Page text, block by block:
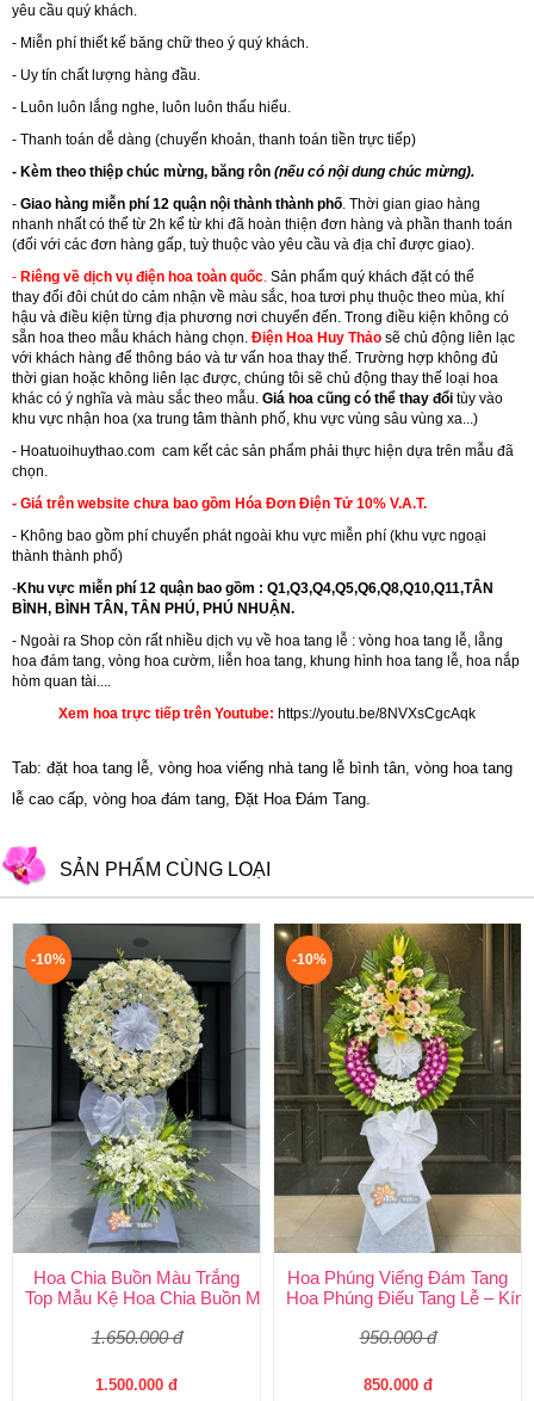
yêu cầu quý khách.
- Miễn phí thiết kế băng chữ theo ý quý khách.
- Uy tín chất lượng hàng đầu.
- Luôn luôn lắng nghe, luôn luôn thấu hiểu.
- Thanh toán dễ dàng (chuyển khoản, thanh toán tiền trực tiếp)
- Kèm theo thiệp chúc mừng, băng rôn (nếu có nội dung chúc mừng).
- Giao hàng miễn phí 12 quận nội thành thành phố. Thời gian giao hàng
nhanh nhất có thể từ 2h kể từ khi đã hoàn thiện đơn hàng và phần thanh toán
(đối với các đơn hàng gấp, tuỳ thuộc vào yêu cầu và địa chỉ được giao).
- Riêng về dịch vụ điện hoa toàn quốc. Sản phẩm quý khách đặt có thể
thay đổi đôi chút do cảm nhận về màu sắc, hoa tươi phụ thuộc theo mùa, khí
hậu và điều kiện từng địa phương nơi chuyển đến. Trong điều kiện không có
sẵn hoa theo mẫu khách hàng chọn. Điện Hoa Huy Thảo sẽ chủ động liên lạc
với khách hàng để thông báo và tư vấn hoa thay thế. Trường hợp không đủ
thời gian hoặc không liên lạc được, chúng tôi sẽ chủ động thay thế loại hoa
khác có ý nghĩa và màu sắc theo mẫu. Giá hoa cũng có thể thay đổi tùy vào
khu vực nhận hoa (xa trung tâm thành phố, khu vực vùng sâu vùng xa...)
- Hoatuoihuythao.com cam kết các sản phẩm phải thực hiện dựa trên mẫu đã
chọn.
- Giá trên website chưa bao gồm Hóa Đơn Điện Tử 10% V.A.T.
- Không bao gồm phí chuyển phát ngoài khu vực miễn phí (khu vực ngoại
thành thành phố)
-Khu vực miễn phí 12 quận bao gồm : Q1,Q3,Q4,Q5,Q6,Q8,Q10,Q11,TÂN
BÌNH, BÌNH TÂN, TÂN PHÚ, PHÚ NHUẬN.
- Ngoài ra Shop còn rất nhiều dịch vụ về hoa tang lễ : vòng hoa tang lễ, lẵng
hoa đám tang, vòng hoa cườm, liễn hoa tang, khung hình hoa tang lễ, hoa nắp
hòm quan tài....
Xem hoa trực tiếp trên Youtube: https://youtu.be/8NVXsCgcAqk
Tab: đặt hoa tang lễ, vòng hoa viếng nhà tang lễ bình tân, vòng hoa tang
lễ cao cấp, vòng hoa đám tang, Đặt Hoa Đám Tang.
SẢN PHẨM CÙNG LOẠI
-10%
Hoa Chia Buồn Màu Trắng
Top Mẫu Kệ Hoa Chia Buồn Màu Trắng Được Chọn Nhiều Nhất
1.650.000 đ
1.500.000 đ
-10%
Hoa Phúng Viếng Đám Tang
Hoa Phúng Điếu Tang Lễ –
950.000 đ
850.000 đ